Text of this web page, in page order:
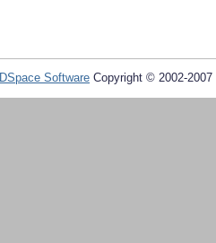
DSpace Software Copyright © 2002-2007